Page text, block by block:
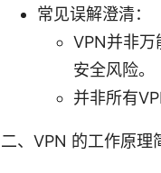
常见误解澄清：
VPN并非万
安全风险。
并非所有
二、VPN 的工作原理